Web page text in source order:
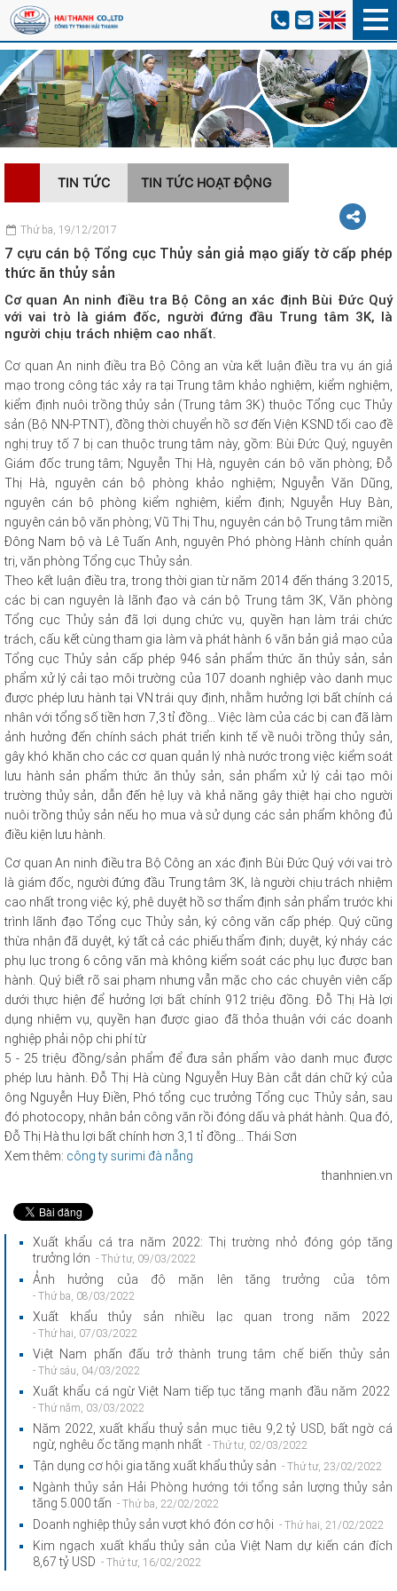
TIN TỨC TIN TỨC HOẠT ĐỘNG
Thứ ba, 19/12/2017
7 cựu cán bộ Tổng cục Thủy sản giả mạo giấy tờ cấp phép
thức ăn thủy sản
Cơ quan An ninh điều tra Bộ Công an xác định Bùi Đức Quý
với vai trò là giám đốc, người đứng đầu Trung tâm 3K, là
người chịu trách nhiệm cao nhất.
Cơ quan An ninh điều tra Bộ Công an vừa kết luận điều tra vụ án giả
mạo trong công tác xảy ra tại Trung tâm khảo nghiệm, kiểm nghiệm,
kiểm định nuôi trồng thủy sản (Trung tâm 3K) thuộc Tổng cục Thủy
sản (Bộ NN-PTNT), đồng thời chuyển hồ sơ đến Viện KSND tối cao đề
nghị truy tố 7 bị can thuộc trung tâm này, gồm: Bùi Đức Quý, nguyên
Giám đốc trung tâm; Nguyễn Thị Hà, nguyên cán bộ văn phòng; Đỗ
Thị Hà, nguyên cán bộ phòng khảo nghiệm; Nguyễn Văn Dũng,
nguyên cán bộ phòng kiểm nghiệm, kiểm định; Nguyễn Huy Bàn,
nguyên cán bộ văn phòng; Vũ Thị Thu, nguyên cán bộ Trung tâm miền
Đông Nam bộ và Lê Tuấn Anh, nguyên Phó phòng Hành chính quản
trị, văn phòng Tổng cục Thủy sản.
Theo kết luận điều tra, trong thời gian từ năm 2014 đến tháng 3.2015,
các bị can nguyên là lãnh đạo và cán bộ Trung tâm 3K, Văn phòng
Tổng cục Thủy sản đã lợi dụng chức vụ, quyền hạn làm trái chức
trách, cấu kết cùng tham gia làm và phát hành 6 văn bản giả mạo của
Tổng cục Thủy sản cấp phép 946 sản phẩm thức ăn thủy sản, sản
phẩm xử lý cải tạo môi trường của 107 doanh nghiệp vào danh mục
được phép lưu hành tại VN trái quy định, nhằm hưởng lợi bất chính cá
nhân với tổng số tiền hơn 7,3 tỉ đồng... Việc làm của các bị can đã làm
ảnh hưởng đến chính sách phát triển kinh tế về nuôi trồng thủy sản,
gây khó khăn cho các cơ quan quản lý nhà nước trong việc kiểm soát
lưu hành sản phẩm thức ăn thủy sản, sản phẩm xử lý cải tạo môi
trường thủy sản, dẫn đến hệ lụy và khả năng gây thiệt hại cho người
nuôi trồng thủy sản nếu họ mua và sử dụng các sản phẩm không đủ
điều kiện lưu hành.
Cơ quan An ninh điều tra Bộ Công an xác định Bùi Đức Quý với vai trò
là giám đốc, người đứng đầu Trung tâm 3K, là người chịu trách nhiệm
cao nhất trong việc ký, phê duyệt hồ sơ thẩm định sản phẩm trước khi
trình lãnh đạo Tổng cục Thủy sản, ký công văn cấp phép. Quý cũng
thừa nhận đã duyệt, ký tất cả các phiếu thẩm định; duyệt, ký nháy các
phụ lục trong 6 công văn mà không kiểm soát các phụ lục được ban
hành. Quý biết rõ sai phạm nhưng vẫn mặc cho các chuyên viên cấp
dưới thực hiện để hưởng lợi bất chính 912 triệu đồng. Đỗ Thị Hà lợi
dụng nhiệm vụ, quyền hạn được giao đã thỏa thuận với các doanh
nghiệp phải nộp chi phí từ
5 - 25 triệu đồng/sản phẩm để đưa sản phẩm vào danh mục được
phép lưu hành. Đỗ Thị Hà cùng Nguyễn Huy Bàn cắt dán chữ ký của
ông Nguyễn Huy Điền, Phó tổng cục trưởng Tổng cục Thủy sản, sau
đó photocopy, nhân bản công văn rồi đóng dấu và phát hành. Qua đó,
Đỗ Thị Hà thu lợi bất chính hơn 3,1 tỉ đồng...
Thái Sơn
Xem thêm: công ty surimi đà nẵng
thanhnien.vn
Xuất khẩu cá tra năm 2022: Thị trường nhỏ đóng góp tăng
trưởng lớn - Thứ tư, 09/03/2022
Ảnh hưởng của độ mặn lên tăng trưởng của tôm
- Thứ ba, 08/03/2022
Xuất khẩu thủy sản nhiều lạc quan trong năm 2022
- Thứ hai, 07/03/2022
Việt Nam phấn đấu trở thành trung tâm chế biến thủy sản
- Thứ sáu, 04/03/2022
Xuất khẩu cá ngừ Việt Nam tiếp tục tăng mạnh đầu năm 2022
- Thứ năm, 03/03/2022
Năm 2022, xuất khẩu thuỷ sản mục tiêu 9,2 tỷ USD, bất ngờ cá
ngừ, nghêu ốc tăng mạnh nhất - Thứ tư, 02/03/2022
Tận dụng cơ hội gia tăng xuất khẩu thủy sản - Thứ tư, 23/02/2022
Ngành thủy sản Hải Phòng hướng tới tổng sản lượng thủy sản
tăng 5.000 tấn - Thứ ba, 22/02/2022
Doanh nghiệp thủy sản vượt khó đón cơ hội - Thứ hai, 21/02/2022
Kim ngạch xuất khẩu thủy sản của Việt Nam dự kiến cán đích
8,67 tỷ USD - Thứ tư, 16/02/2022